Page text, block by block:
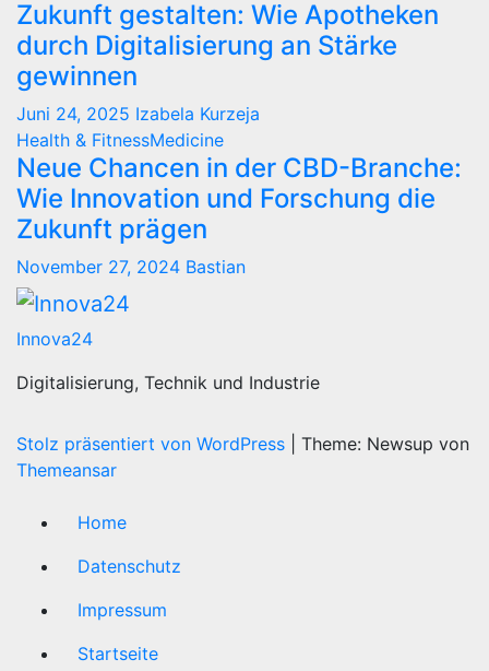
Zukunft gestalten: Wie Apotheken
durch Digitalisierung an Stärke
gewinnen
Juni 24, 2025 Izabela Kurzeja
Health & FitnessMedicine
Neue Chancen in der CBD-Branche:
Wie Innovation und Forschung die
Zukunft prägen
November 27, 2024 Bastian
Innova24
Digitalisierung, Technik und Industrie
Stolz präsentiert von WordPress
Theme: Newsup von
Themeansar
Home
Datenschutz
Impressum
Startseite